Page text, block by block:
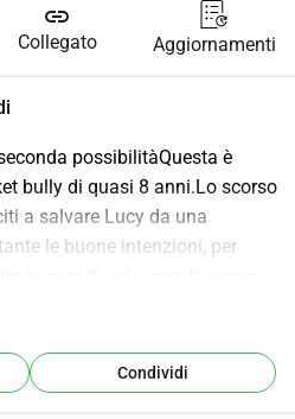
link
Collegato Aggiornamenti
possibilitàQuesta è
bully di quasi 8 anni.Lo scorso
a salvare Lucy da una
le buone intenzioni, per
l'abbiamo
dal veterinario. Lì è
fosse grave: Lucy doveva
Condividi